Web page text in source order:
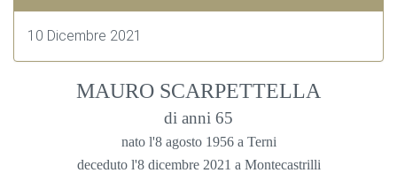
10 Dicembre 2021
MAURO SCARPETTELLA
di anni 65
nato l'8 agosto 1956 a Terni
deceduto l'8 dicembre 2021 a Montecastrilli